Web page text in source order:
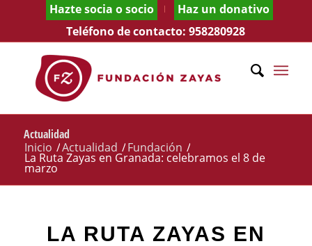
Hazte socia o socio
Haz un donativo
Teléfono de contacto:958280928
Actualidad
Inicio /Actualidad /Fundación /
La Ruta Zayas en Granada: celebramos el 8 de
marzo
LA RUTA ZAYAS EN